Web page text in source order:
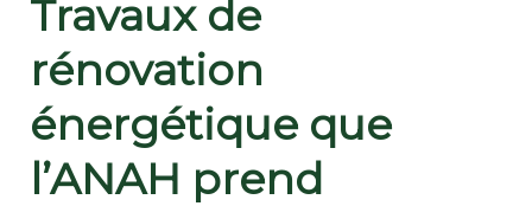
Travaux de
rénovation
énergétique que
l’ANAH prend